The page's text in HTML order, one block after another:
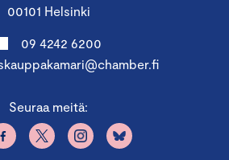
00101 Helsinki
09 4242 6200
Seuraa meitä: